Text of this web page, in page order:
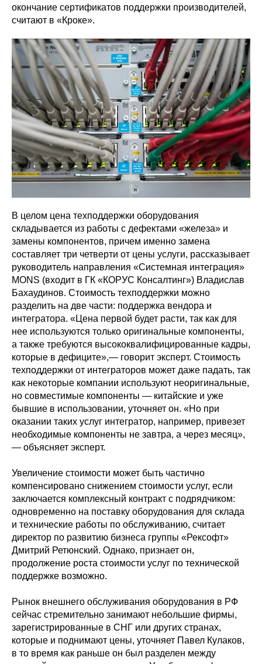
окончание сертификатов поддержки производителей,
считают в «Кроке».
В целом цена техподдержки оборудования
складывается из работы с дефектами «железа» и
замены компонентов, причем именно замена
составляет три четверти от цены услуги, рассказывает
руководитель направления «Системная интеграция»
MONS (входит в ГК «КОРУС Консалтинг») Владислав
Бахаудинов. Стоимость техподдержки можно
разделить на две части: поддержка вендора и
интегратора. «Цена первой будет расти, так как для
нее используются только оригинальные компоненты,
а также требуются высококвалифицированные кадры,
которые в дефиците»,— говорит эксперт. Стоимость
техподдержки от интеграторов может даже падать, так
как некоторые компании используют неоригинальные,
но совместимые компоненты — китайские и уже
бывшие в использовании, уточняет он. «Но при
оказании таких услуг интегратор, например, привезет
необходимые компоненты не завтра, а через месяц»,
— объясняет эксперт.
Увеличение стоимости может быть частично
компенсировано снижением стоимости услуг, если
заключается комплексный контракт с подрядчиком:
одновременно на поставку оборудования для склада
и технические работы по обслуживанию, считает
директор по развитию бизнеса группы «Рексофт»
Дмитрий Ретюнский. Однако, признает он,
продолжение роста стоимости услуг по технической
поддержке возможно.
Рынок внешнего обслуживания оборудования в РФ
сейчас стремительно занимают небольшие фирмы,
зарегистрированные в СНГ или других странах,
которые и поднимают цены, уточняет Павел Кулаков,
в то время как раньше он был разделен между